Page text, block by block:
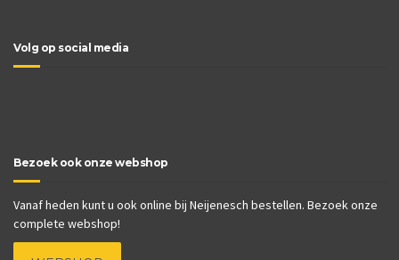
Volg op social media
Bezoek ook onze webshop
Vanaf heden kunt u ook online bij Neijenesch bestellen. Bezoek onze
complete webshop!